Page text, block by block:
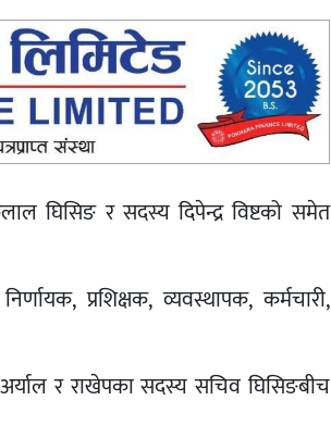
घिसिङ र सदस्य दिपेन्द्र विष्टको समेत
प्रशिक्षक, व्यवस्थापक, कर्मचारी,
अर्याल र राखेपका सदस्य सचिव घिसिङबीच